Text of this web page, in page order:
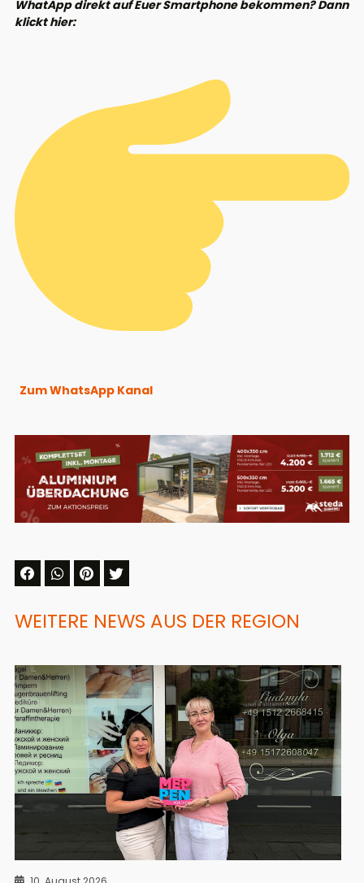
WhatApp direkt auf Euer Smartphone bekommen? Dann
klickt hier:
Zum WhatsApp Kanal
WEITERE NEWS AUS DER REGION